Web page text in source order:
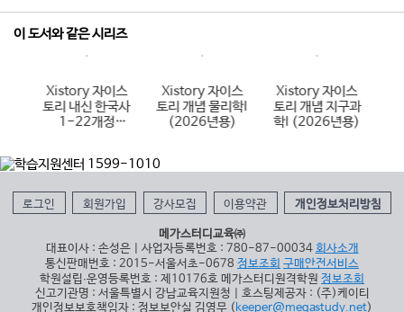
이 도서와 같은 시리즈
Xistory 자이스
토리 내신 한국사
1-22개정
Xistory 자이스
토리 개념 물리학I
(2026년용)
Xistory 자이스
토리 개념 지구과
학I (2026년용)
로그인 회원가입 강사모집 이용약관 개인정보처리방침
메가스터디교육㈜
대표이사 : 손성은 | 사업자등록번호 : 780-87-00034 회사소개
통신판매번호 : 2015-서울서초-0678 정보조회 구매안전서비스
학원설립∙운영등록번호 : 제10176호 메가스터디원격학원 정보조회
신고기관명 : 서울특별시 강남교육지원청 | 호스팅제공자 : (주)케이티
개인정보보호책임자 : 정보보안실 김영무 (keeper@megastudy.net)